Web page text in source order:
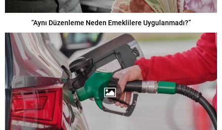
“Aynı Düzenleme Neden Emeklilere Uygulanmadı?”